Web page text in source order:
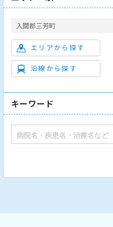
入間郡三芳町
エリアから探す
沿線から探す
キーワード